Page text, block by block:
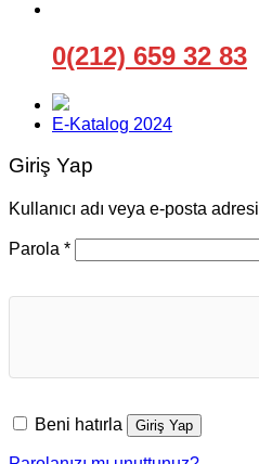
0(212) 659 32 83
E-Katalog 2024
Giriş Yap
Kullanıcı adı veya e-posta adresi
Parola *Gerekli
Beni hatırla Giriş Yap